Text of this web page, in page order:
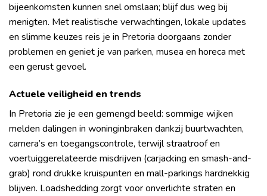
bijeenkomsten kunnen snel omslaan; blijf dus weg bij
menigten. Met realistische verwachtingen, lokale updates
en slimme keuzes reis je in Pretoria doorgaans zonder
problemen en geniet je van parken, musea en horeca met
een gerust gevoel.
Actuele veiligheid en trends
In Pretoria zie je een gemengd beeld: sommige wijken
melden dalingen in woninginbraken dankzij buurtwachten,
camera’s en toegangscontrole, terwijl straatroof en
voertuiggerelateerde misdrijven (carjacking en smash-and-
grab) rond drukke kruispunten en mall-parkings hardnekkig
blijven. Loadshedding zorgt voor onverlichte straten en